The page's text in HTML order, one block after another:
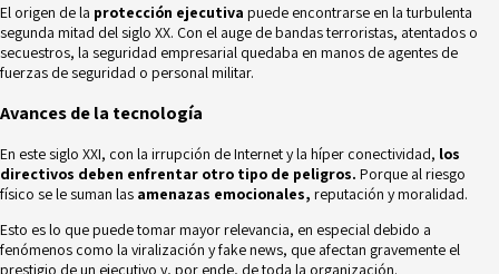
El origen de la protección ejecutiva puede encontrarse en la turbulenta
segunda mitad del siglo XX. Con el auge de bandas terroristas, atentados o
secuestros, la seguridad empresarial quedaba en manos de agentes de
fuerzas de seguridad o personal militar.
Avances de la tecnología
En este siglo XXI, con la irrupción de Internet y la híper conectividad, los
directivos deben enfrentar otro tipo de peligros. Porque al riesgo
físico se le suman las amenazas emocionales, reputación y moralidad.
Esto es lo que puede tomar mayor relevancia, en especial debido a
fenómenos como la viralización y fake news, que afectan gravemente el
prestigio de un ejecutivo y, por ende, de toda la organización.